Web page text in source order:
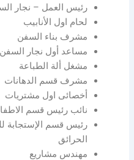
رئيس العمل – نجار
لحام اول الأنابيب
مشرف بناء السفن
مساعد أول نجار السفن
مشغل ألة الطباعة
مشرف قسم الدهانات
أخصائى اول مشتريات
نائب رئيس قسم
رئيس قسم الإستجابة
الحرائق
مهندس مشاريع